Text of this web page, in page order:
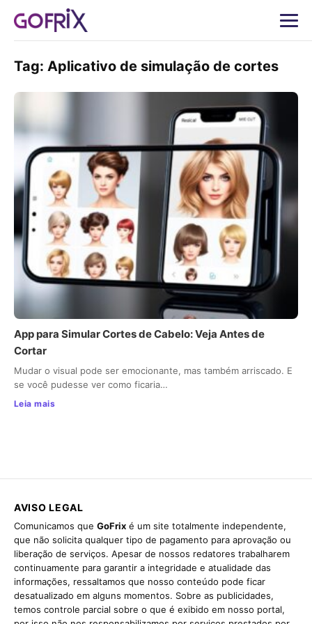
Tag: Aplicativo de simulação de cortes
App para Simular Cortes de Cabelo: Veja Antes de
Cortar
Mudar o visual pode ser emocionante, mas também arriscado. E
se você pudesse ver como ficaria…
Leia mais
AVISO LEGAL
Comunicamos que GoFrix é um site totalmente independente,
que não solicita qualquer tipo de pagamento para aprovação ou
liberação de serviços. Apesar de nossos redatores trabalharem
continuamente para garantir a integridade e atualidade das
informações, ressaltamos que nosso conteúdo pode ficar
desatualizado em alguns momentos. Sobre as publicidades,
temos controle parcial sobre o que é exibido em nosso portal,